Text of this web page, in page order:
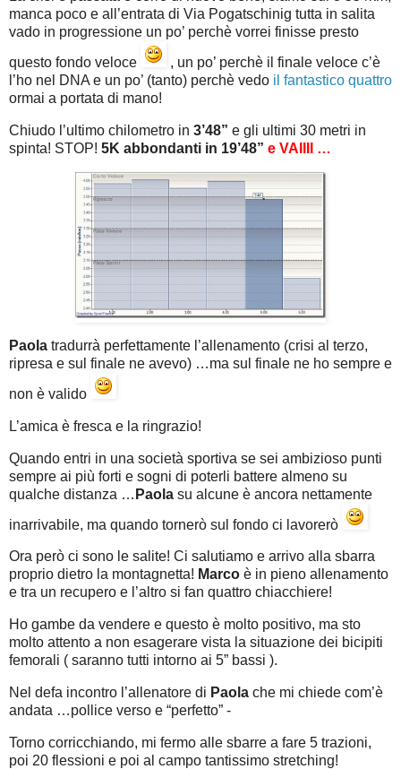
manca poco e all’entrata di Via Pogatschinig tutta in salita
vado in progressione un po’ perchè vorrei finisse presto
questo fondo veloce
, un po’ perchè il finale veloce c’è
l’ho nel DNA e un po’ (tanto) perchè vedo il fantastico quattro
ormai a portata di mano!
Chiudo l’ultimo chilometro in 3’48” e gli ultimi 30 metri in
spinta! STOP! 5K abbondanti in 19’48” e VAIIII …
Paola tradurrà perfettamente l’allenamento (crisi al terzo,
ripresa e sul finale ne avevo) …ma sul finale ne ho sempre e
non è valido
L’amica è fresca e la ringrazio!
Quando entri in una società sportiva se sei ambizioso punti
sempre ai più forti e sogni di poterli battere almeno su
qualche distanza … Paola su alcune è ancora nettamente
inarrivabile, ma quando tornerò sul fondo ci lavorerò
Ora però ci sono le salite! Ci salutiamo e arrivo alla sbarra
proprio dietro la montagnetta! Marco è in pieno allenamento
e tra un recupero e l’altro si fan quattro chiacchiere!
Ho gambe da vendere e questo è molto positivo, ma sto
molto attento a non esagerare vista la situazione dei bicipiti
femorali ( saranno tutti intorno ai 5” bassi ).
Nel defa incontro l’allenatore di Paola che mi chiede com’è
andata …pollice verso e “perfetto” -
Torno corricchiando, mi fermo alle sbarre a fare 5 trazioni,
poi 20 flessioni e poi al campo tantissimo stretching!